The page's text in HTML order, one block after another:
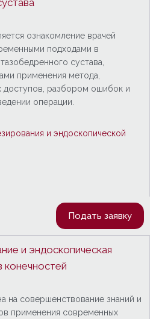
ознакомление врачей
подходами в
сустава,
применения метода,
доступов, разбором ошибок и
операции.
и эндоскопической
Подать заявку
и эндоскопическая
конечностей
на совершенствование знаний и
применения современных